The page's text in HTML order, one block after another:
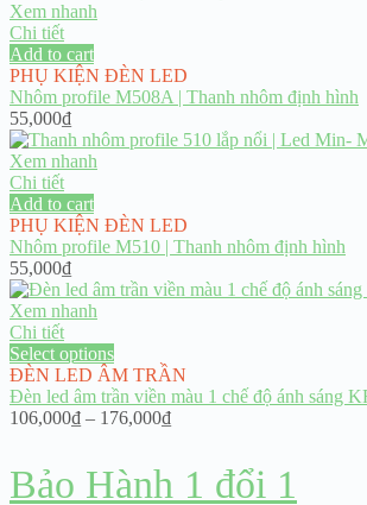
Xem nhanh
Chi tiết
Add to cart
PHỤ KIỆN ĐÈN LED
Nhôm profile M508A | Thanh nhôm định hình
55,000₫
Xem nhanh
Chi tiết
Add to cart
PHỤ KIỆN ĐÈN LED
Nhôm profile M510 | Thanh nhôm định hình
55,000₫
Xem nhanh
Chi tiết
Select options
ĐÈN LED ÂM TRẦN
Đèn led âm trần viền màu 1 chế độ ánh sáng
106,000₫ – 176,000₫Price
through
Bảo Hành 1 đổi 1